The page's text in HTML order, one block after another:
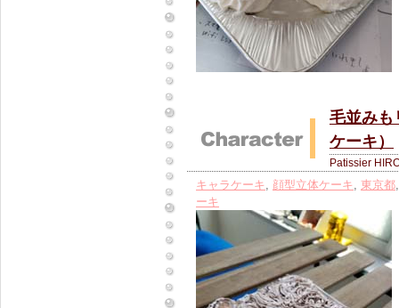
毛並みも
ケーキ）
Patissier
キャラケーキ, 顔型立体ケーキ, 東京都
ーキ